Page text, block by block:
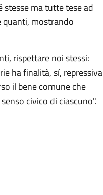
ma tutte tese ad
quanti, mostrando
rispettare noi stessi:
ha finalità, sí, repressiva
il bene comune che
civico di ciascuno".